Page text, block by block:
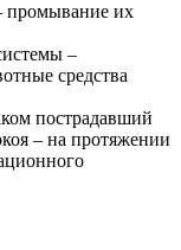
промывание их
–
средства
пострадавший
– на протяжении